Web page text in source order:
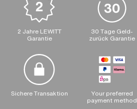
2 Jahre LEWITT
Garantie
30 Tage Geld-
zurück Garantie
Sichere Transaktion
Your preferred
payment method